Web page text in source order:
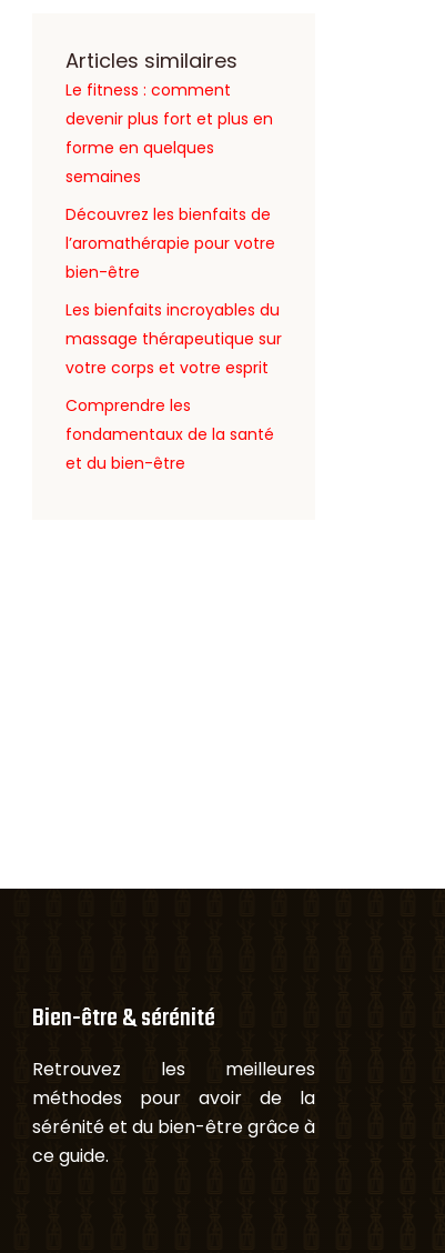
Articles similaires
Le fitness : comment
devenir plus fort et plus en
forme en quelques
semaines
Découvrez les bienfaits de
l’aromathérapie pour votre
bien-être
Les bienfaits incroyables du
massage thérapeutique sur
votre corps et votre esprit
Comprendre les
fondamentaux de la santé
et du bien-être
Bien-être & sérénité
Retrouvez les meilleures
méthodes pour avoir de la
sérénité et du bien-être grâce à
ce guide.